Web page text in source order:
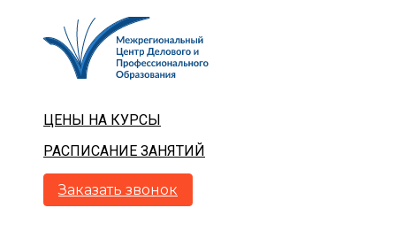
ЦЕНЫ НА КУРСЫ
РАСПИСАНИЕ ЗАНЯТИЙ
Заказать звонок